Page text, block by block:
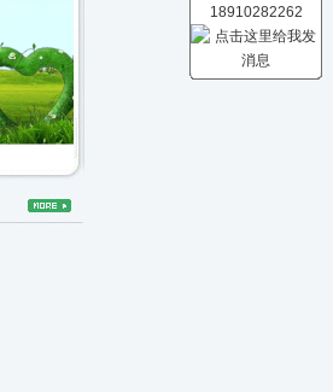
18910282262